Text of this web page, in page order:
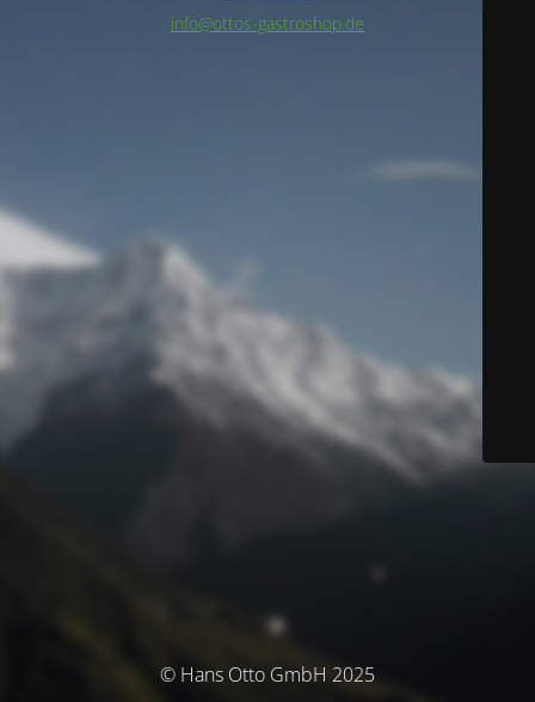
info@ottos-gastroshop.de
© Hans Otto GmbH 2025